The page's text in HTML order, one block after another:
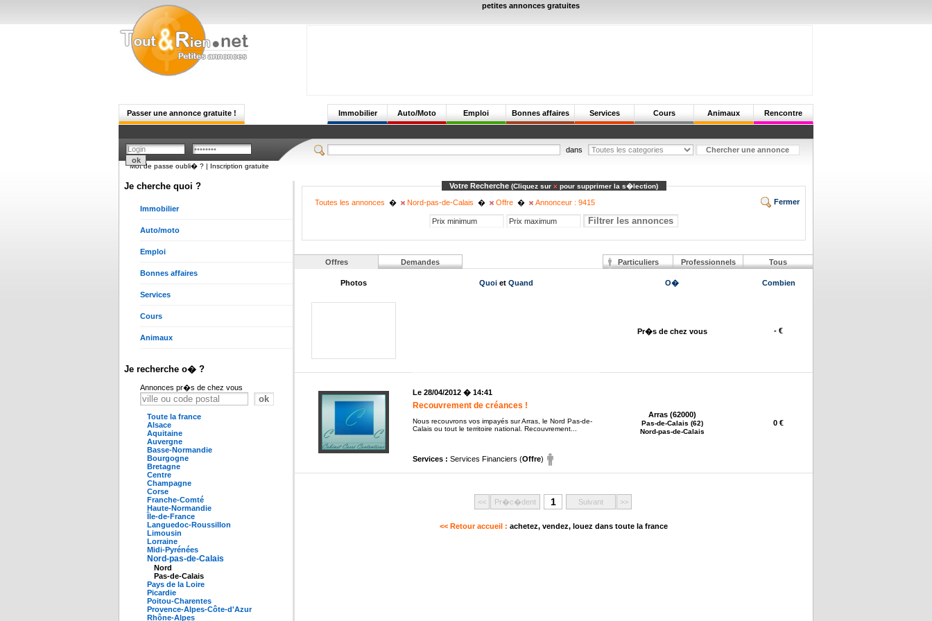
petites annonces gratuites
Passer une annonce gratuite ! Rencontre
Animaux
Cours
Services
Bonnes affaires
Emploi
Auto/Moto
Immobilier
dans
Mot de passe oubli� ? | Inscription gratuite
Je cherche quoi ?
Immobilier
Auto/moto
Emploi
Bonnes affaires
Services
Cours
Animaux
Je recherche o� ?
Annonces pr�s de chez vous
Toute la france
Alsace
Aquitaine
Auvergne
Basse-Normandie
Bourgogne
Bretagne
Centre
Champagne
Corse
Franche-Comté
Haute-Normandie
Île-de-France
Languedoc-Roussillon
Limousin
Lorraine
Midi-Pyrénées
Nord-pas-de-Calais
Nord
Pas-de-Calais
Pays de la Loire
Picardie
Poitou-Charentes
Provence-Alpes-Côte-d'Azur
Rhône-Alpes
Votre Recherche (Cliquez sur pour supprimer la s�lection)
Toutes les annonces � Nord-pas-de-Calais � Offre � Annonceur : 9415 Fermer
Offres Demandes Tous
Professionnels
Particuliers
Photos Quoi et Quand O� Combien
Pr�s de chez vous - €
Le 28/04/2012 � 14:41
Recouvrement de créances !
Nous recouvrons vos impayés sur Arras, le Nord Pas-de-
Calais ou tout le territoire national. Recouvrement...
Services : Services Financiers (Offre)
Arras (62000)
Pas-de-Calais (62)
Nord-pas-de-Calais
0 €
<< Pr�c�dent 1 Suivant >>
<< Retour accueil : achetez, vendez, louez dans toute la france